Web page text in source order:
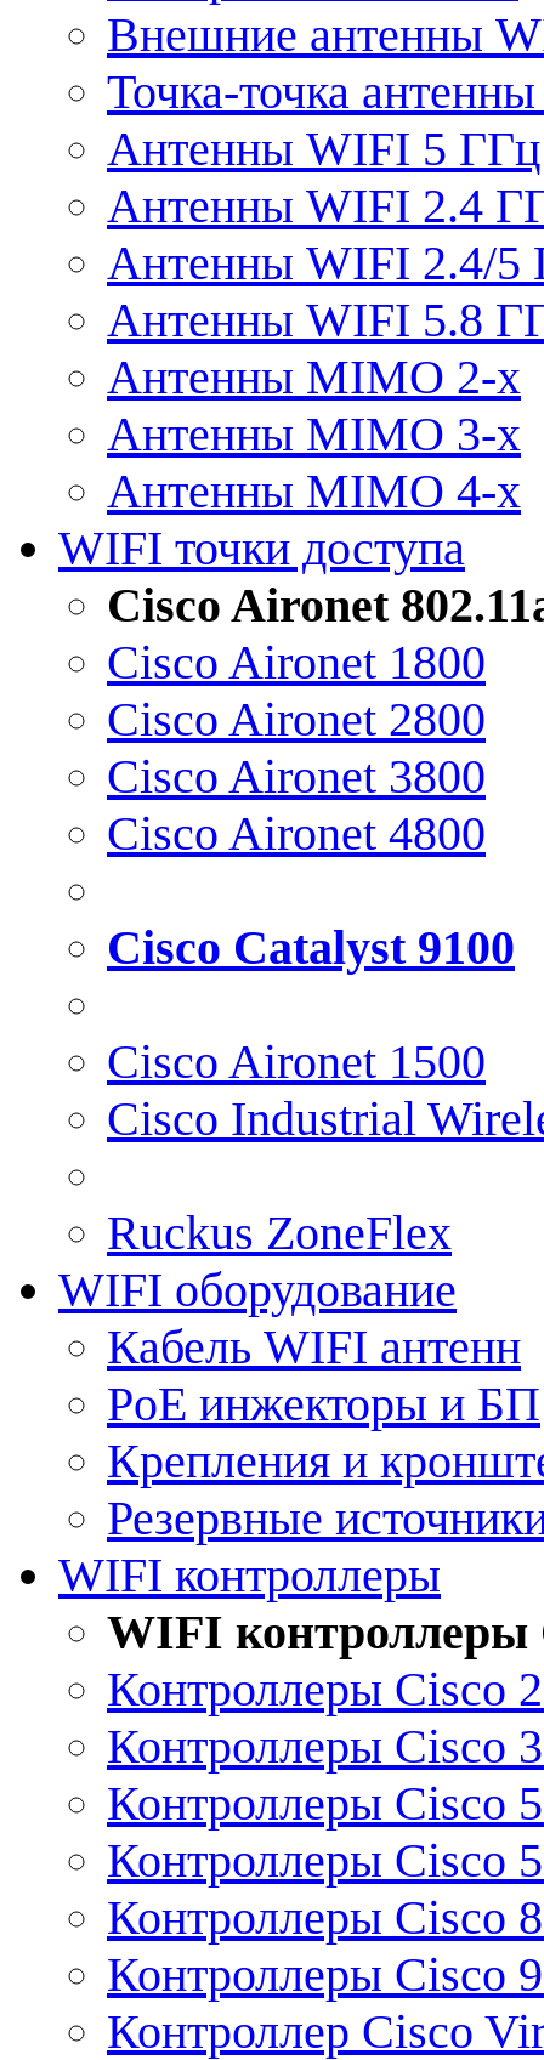
Внешние антенны
Точка-точка
Антенны WIFI 5 ГГц
Антенны WIFI 2.4
Антенны WIFI 2.4/5
Антенны WIFI 5.8
Антенны MIMO 2-x
Антенны MIMO 3-x
Антенны MIMO 4-x
WIFI точки доступа
Cisco Aironet
Cisco Aironet 1800
Cisco Aironet 2800
Cisco Aironet 3800
Cisco Aironet 4800
Cisco Catalyst 9100
Cisco Aironet 1500
Cisco Industrial
Ruckus ZoneFlex
WIFI оборудование
Кабель WIFI антенн
PoE инжекторы и БП
Крепления и
Резервные
WIFI контроллеры
WIFI контроллеры
Контроллеры Cisco
Контроллеры Cisco
Контроллеры Cisco
Контроллеры Cisco
Контроллеры Cisco
Контроллеры Cisco
Контроллер Cisco